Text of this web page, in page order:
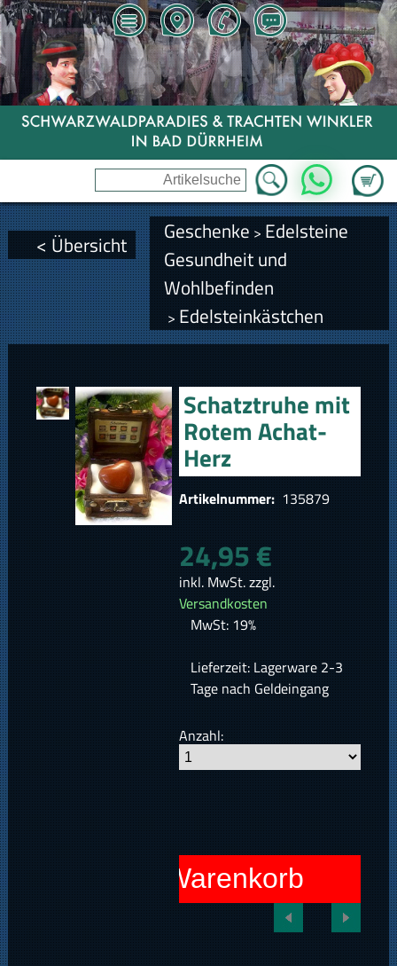
Zum
WhatsApp
< Übersicht Geschenke > Edelsteine
Gesundheit und
Wohlbefinden
> Edelsteinkästchen
Schatztruhe mit
Rotem Achat-
Herz
Artikelnummer: 135879
24,95 €
inkl. MwSt. zzgl.
Versandkosten
MwSt: 19%
Lieferzeit: Lagerware 2-3
Tage nach Geldeingang
Anzahl:
In den Warenkorb